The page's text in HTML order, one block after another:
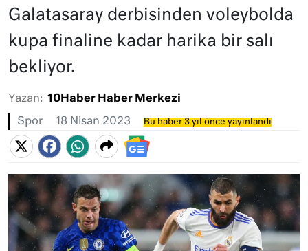
Galatasaray derbisinden voleybolda
kupa finaline kadar harika bir salı
bekliyor.
Yazan: 10Haber Haber Merkezi
Spor 18 Nisan 2023 Bu haber 3 yıl önce yayınlandı